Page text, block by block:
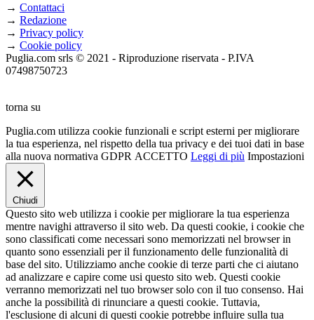
→ Contattaci
→ Redazione
→ Privacy policy
→ Cookie policy
Puglia.com srls © 2021 - Riproduzione riservata - P.IVA
07498750723
torna su
Puglia.com utilizza cookie funzionali e script esterni per migliorare
la tua esperienza, nel rispetto della tua privacy e dei tuoi dati in base
alla nuova normativa GDPR ACCETTO Leggi di più Impostazioni
Chiudi
Questo sito web utilizza i cookie per migliorare la tua esperienza
mentre navighi attraverso il sito web. Da questi cookie, i cookie che
sono classificati come necessari sono memorizzati nel browser in
quanto sono essenziali per il funzionamento delle funzionalità di
base del sito. Utilizziamo anche cookie di terze parti che ci aiutano
ad analizzare e capire come usi questo sito web. Questi cookie
verranno memorizzati nel tuo browser solo con il tuo consenso. Hai
anche la possibilità di rinunciare a questi cookie. Tuttavia,
l'esclusione di alcuni di questi cookie potrebbe influire sulla tua